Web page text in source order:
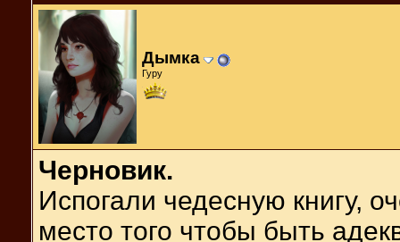
Дымка
Гуру
Черновик.
Испогали чедесную книгу,
место того чтобы быть